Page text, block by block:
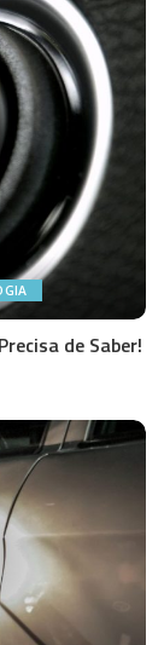
de Saber!